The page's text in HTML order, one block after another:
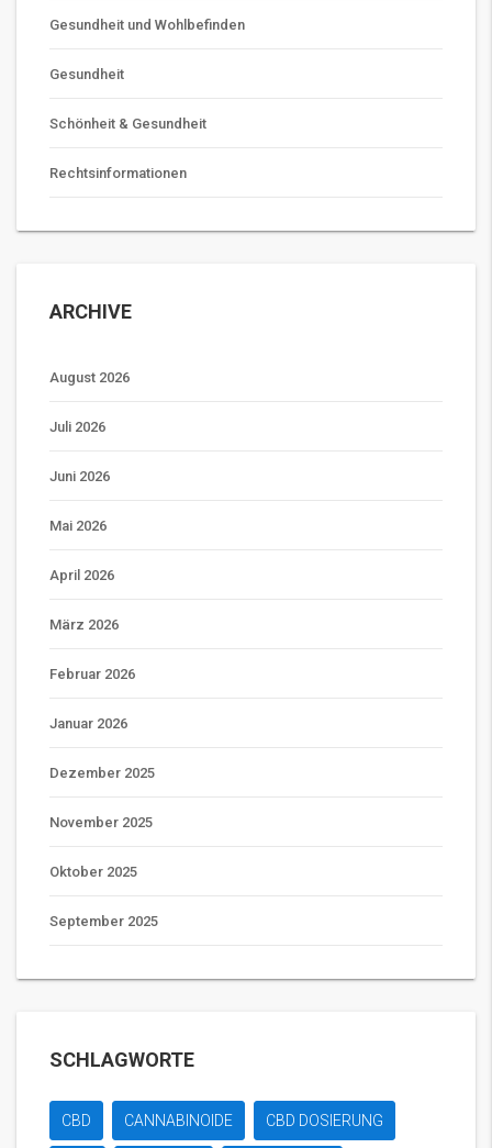
Gesundheit und Wohlbefinden
Gesundheit
Schönheit & Gesundheit
Rechtsinformationen
ARCHIVE
August 2026
Juli 2026
Juni 2026
Mai 2026
April 2026
März 2026
Februar 2026
Januar 2026
Dezember 2025
November 2025
Oktober 2025
September 2025
SCHLAGWORTE
CBD CANNABINOIDE CBD DOSIERUNG